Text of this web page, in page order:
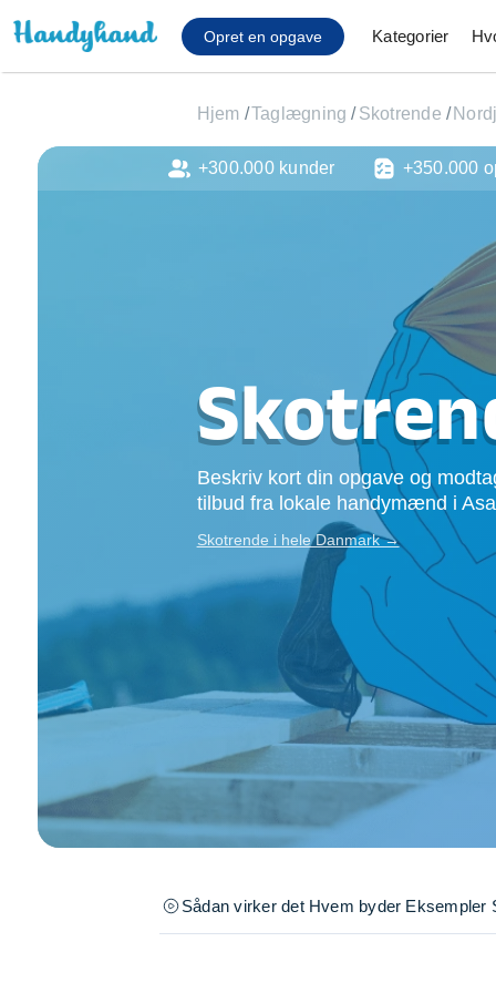
Opret en opgave Kategorier
Affaldsfjernelse
Cykel reparation
Flyttehjælp
Gulvlaminering
Hårde hvidevare
Hjælp til mobil, pc, tv
Installation af
Møbelsamling og
Ophængning af
Opsætning af
Tømrer
Tunge løft
Underholdning
Se alle...
Hjem /Taglægning / Skotrende /
Beskriv kort din opgave og
tilbud fra lokale handymænd i
Skotrende i hele Danmark →
+300.000 kunder +350.000
Sådan virker det Hvem byder Eksempler